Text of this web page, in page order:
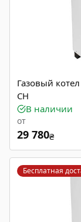
Газовый
СН
В наличии
от
29 780₴
Бесплатная